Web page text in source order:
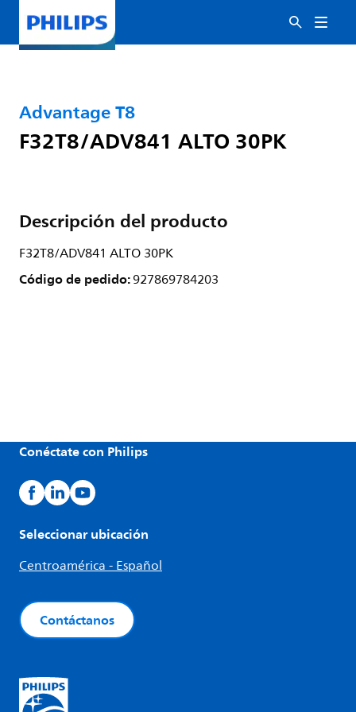
Advantage T8
F32T8/ADV841 ALTO 30PK
Descripción del producto
F32T8/ADV841 ALTO 30PK
Código de pedido:927869784203
Conéctate con Philips
Seleccionar ubicación
Centroamérica - Español
Contáctanos